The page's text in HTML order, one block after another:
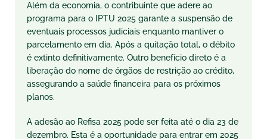
Além da economia, o contribuinte que adere ao
programa para o IPTU 2025 garante a suspensão de
eventuais processos judiciais enquanto mantiver o
parcelamento em dia. Após a quitação total, o débito
é extinto definitivamente. Outro benefício direto é a
liberação do nome de órgãos de restrição ao crédito,
assegurando a saúde financeira para os próximos
planos.
A adesão ao Refisa 2025 pode ser feita até o dia 23 de
dezembro. Esta é a oportunidade para entrar em 2025